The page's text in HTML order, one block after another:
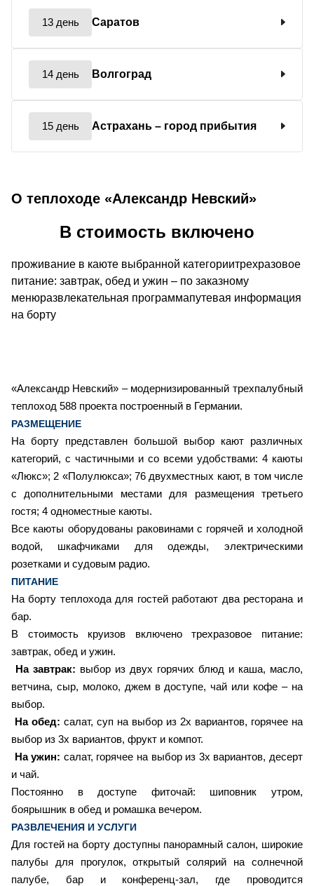
13 день Саратов
14 день Волгоград
15 день Астрахань – город прибытия
О теплоходе «Александр Невский»
«Александр Невский» – модернизированный трехпалубный
теплоход 588 проекта построенный в Германии.
РАЗМЕЩЕНИЕ
На борту представлен большой выбор кают различных
категорий, с частичными и со всеми удобствами: 4 каюты
«Люкс»; 2 «Полулюкса»; 76 двухместных кают, в том числе
с дополнительными местами для размещения третьего
гостя; 4 одноместные каюты.
Все каюты оборудованы раковинами с горячей и холодной
водой, шкафчиками для одежды, электрическими
розетками и судовым радио.
ПИТАНИЕ
На борту теплохода для гостей работают два ресторана и
бар.
В стоимость круизов включено трехразовое питание:
завтрак, обед и ужин.
На завтрак: выбор из двух горячих блюд и каша, масло,
ветчина, сыр, молоко, джем в доступе, чай или кофе – на
выбор.
На обед: салат, суп на выбор из 2х вариантов, горячее на
выбор из 3х вариантов, фрукт и компот.
На ужин: салат, горячее на выбор из 3х вариантов, десерт
и чай.
Постоянно в доступе фиточай: шиповник утром,
боярышник в обед и ромашка вечером.
РАЗВЛЕЧЕНИЯ И УСЛУГИ
Для гостей на борту доступны панорамный салон, широкие
палубы для прогулок, открытый солярий на солнечной
палубе, бар и конференц-зал, где проводится
В стоимость включено
проживание в каюте выбранной категориитрехразовое
питание: завтрак, обед и ужин – по заказному
менюразвлекательная программапутевая информация
на борту